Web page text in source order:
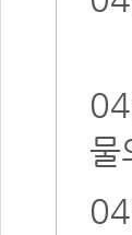
물